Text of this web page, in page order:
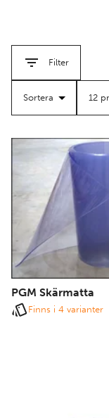
Filter
PGM Skärmatta
Finns i 4 varianter